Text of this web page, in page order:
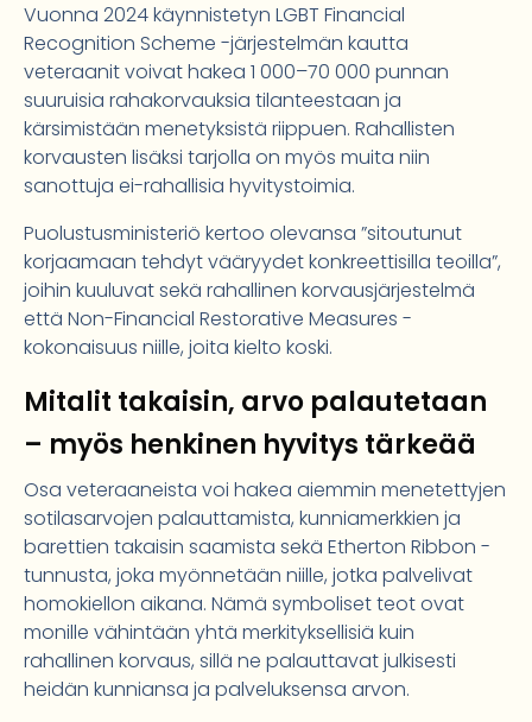
Vuonna 2024 käynnistetyn LGBT Financial
Recognition Scheme -järjestelmän kautta
veteraanit voivat hakea 1 000–70 000 punnan
suuruisia rahakorvauksia tilanteestaan ja
kärsimistään menetyksistä riippuen. Rahallisten
korvausten lisäksi tarjolla on myös muita niin
sanottuja ei-rahallisia hyvitystoimia.
Puolustusministeriö kertoo olevansa ”sitoutunut
korjaamaan tehdyt vääryydet konkreettisilla teoilla”,
joihin kuuluvat sekä rahallinen korvausjärjestelmä
että Non-Financial Restorative Measures -
kokonaisuus niille, joita kielto koski.
Mitalit takaisin, arvo palautetaan
– myös henkinen hyvitys tärkeää
Osa veteraaneista voi hakea aiemmin menetettyjen
sotilasarvojen palauttamista, kunniamerkkien ja
barettien takaisin saamista sekä Etherton Ribbon -
tunnusta, joka myönnetään niille, jotka palvelivat
homokiellon aikana. Nämä symboliset teot ovat
monille vähintään yhtä merkityksellisiä kuin
rahallinen korvaus, sillä ne palauttavat julkisesti
heidän kunniansa ja palveluksensa arvon.